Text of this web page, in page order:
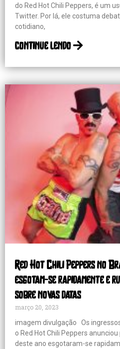
do Red Hot Chili Peppers, é um
Twitter. Por lá, ele costuma
cotidiano,
continue lendo
Red Hot Chili Peppers no
esgotam-se rapidamente e
sobre novas datas
março 20, 2023
imagem divulgação Os
o Red Hot Chili Peppers
deste ano esgotaram-se